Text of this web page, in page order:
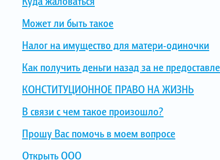
Может ли быть такое
Налог на имущество для матери-одиночки
Как получить деньги назад за не
КОНСТИТУЦИОННОЕ ПРАВО НА ЖИЗНЬ
В связи с чем такое произошло?
Прошу Вас помочь в моем вопросе
Открыть ООО